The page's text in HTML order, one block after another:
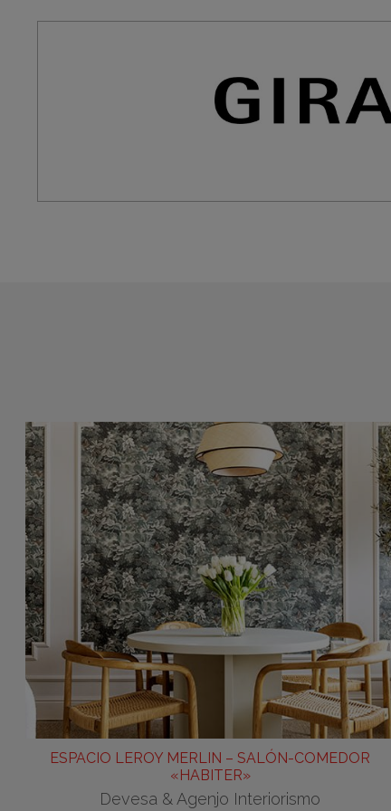
ESPACIO LEROY MERLIN – SALÓN-COMEDOR
«HABITER»
Devesa & Agenjo Interiorismo